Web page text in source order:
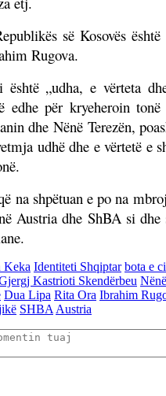
së Kosovës
Rugova.
është „udha, e vërteta
edhe për kryeheroin
dhe Nënë Terezën,
udhë dhe e vërtetë e
na shpëtuan e po na
Austria dhe ShBA si dhe
Keka Identiteti Shqiptar bota e
Kastrioti Skendërbeu
Dua Lipa Rita Ora Ibrahim
SHBA Austria